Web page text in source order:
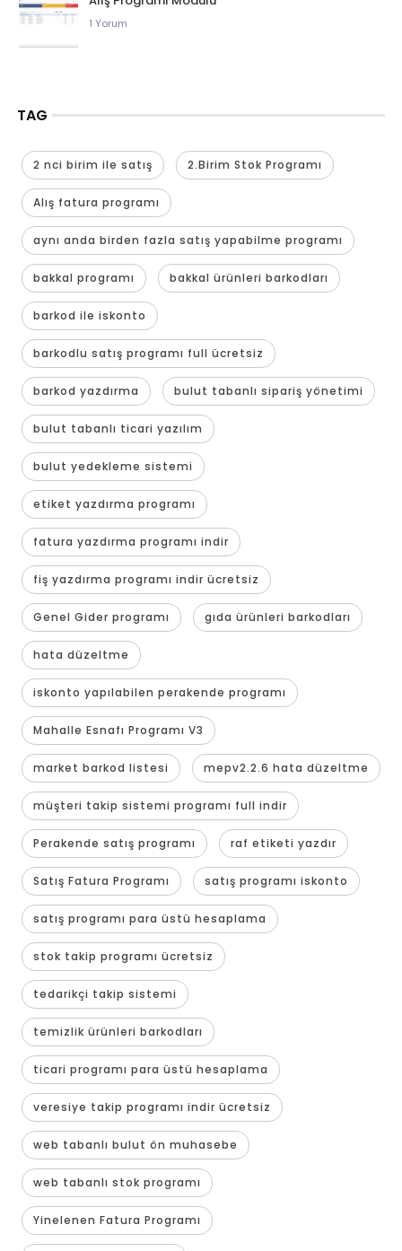
1 Yorum
TAG
2 nci birim ile satış 2.Birim Stok Programı
Alış fatura programı
aynı anda birden fazla satış yapabilme programı
bakkal programı bakkal ürünleri barkodları
barkod ile iskonto
barkodlu satış programı full ücretsiz
barkod yazdırma bulut tabanlı sipariş yönetimi
bulut tabanlı ticari yazılım
bulut yedekleme sistemi
etiket yazdırma programı
fatura yazdırma programı indir
fiş yazdırma programı indir ücretsiz
Genel Gider programı gıda ürünleri barkodları
hata düzeltme
iskonto yapılabilen perakende programı
Mahalle Esnafı Programı V3
market barkod listesi mepv2.2.6 hata düzeltme
müşteri takip sistemi programı full indir
Perakende satış programı raf etiketi yazdır
Satış Fatura Programı satış programı iskonto
satış programı para üstü hesaplama
stok takip programı ücretsiz
tedarikçi takip sistemi
temizlik ürünleri barkodları
ticari programı para üstü hesaplama
veresiye takip programı indir ücretsiz
web tabanlı bulut ön muhasebe
web tabanlı stok programı
Yinelenen Fatura Programı